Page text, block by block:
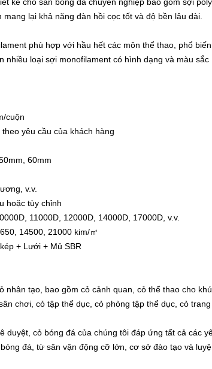
lại khả năng đàn hồi cọc tốt và độ bền lâu dài.
phù hợp với hầu hết các môn thể thao, phổ
nhiều loại sợi monofilament có hình dạng và màu sắc
cuộn
yêu cầu của khách hàng
60mm
v.v.
hoặc tùy chỉnh
11000D, 12000D, 14000D, 17000D, v.v.
14500, 21000 kim/㎡
+ Lưới + Mủ SBR
nhân tạo, bao gồm cỏ cảnh quan, cỏ thể thao cho
chơi, cỏ tập thể dục, cỏ phòng tập thể dục, cỏ
duyệt, cỏ bóng đá của chúng tôi đáp ứng tất cả các
đá, từ sân vận động cỡ lớn, cơ sở đào tạo và